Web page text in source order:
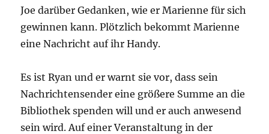
Joe darüber Gedanken, wie er Marienne für sich
gewinnen kann. Plötzlich bekommt Marienne
eine Nachricht auf ihr Handy.
Es ist Ryan und er warnt sie vor, dass sein
Nachrichtensender eine größere Summe an die
Bibliothek spenden will und er auch anwesend
sein wird. Auf einer Veranstaltung in der